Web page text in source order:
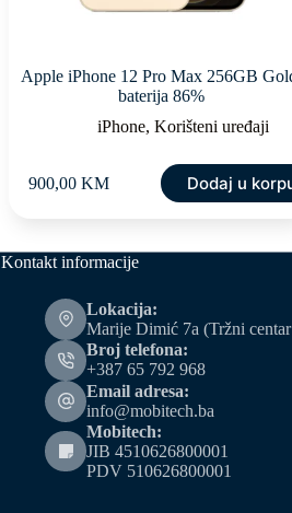
Apple iPhone 12 Pro Max 256GB
baterija 86%
iPhone, Korišteni uređaji
900,00 KM Dodaj u
Kontakt informacije
Lokacija:
Marije Dimić 7a (Tržni
Broj telefona:
+387 65 792 968
Email adresa:
info@mobitech.ba
Mobitech:
JIB 4510626800001
PDV 510626800001